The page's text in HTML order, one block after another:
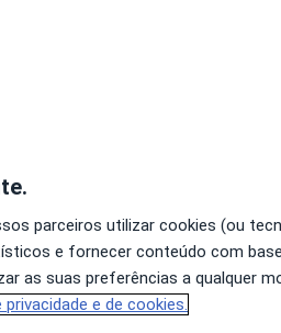
Amanhã
9 Ago
Segunda-feira
10 Ago
Ter,
11 Ago
parceiros utilizar cookies (ou
e fornecer conteúdo com
as suas preferências a qualquer
e de cookies.